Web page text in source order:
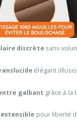
discrètesans
élégant
galbant grâce à la
pour liberté